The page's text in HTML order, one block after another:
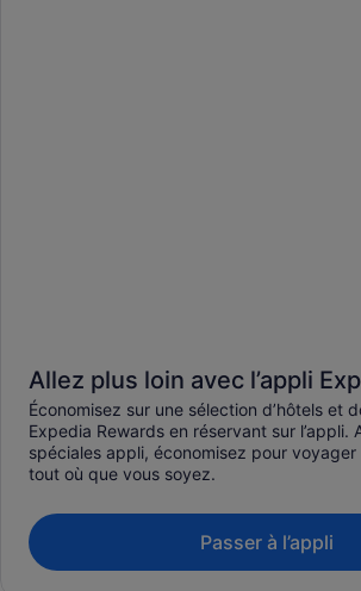
Allez plus loin avec l’appli
Économisez sur une sélection d’hôtels et
Expedia Rewards en réservant sur l’appli.
spéciales appli, économisez pour
tout où que vous soyez.
Passer à l’appli